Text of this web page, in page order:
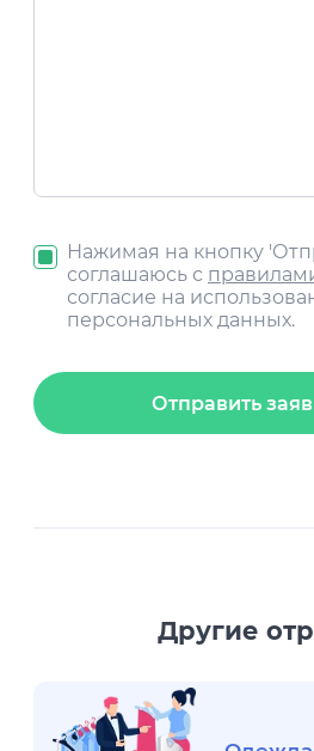
Нажимая на кнопку
соглашаюсь с
согласие на
персональных данных.
Отправить
Другие